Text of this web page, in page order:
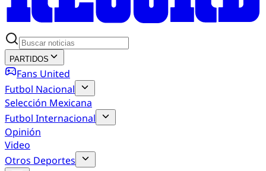
PARTIDOS
Fans United
Futbol Nacional
Selección Mexicana
Futbol Internacional
Opinión
Video
Otros Deportes